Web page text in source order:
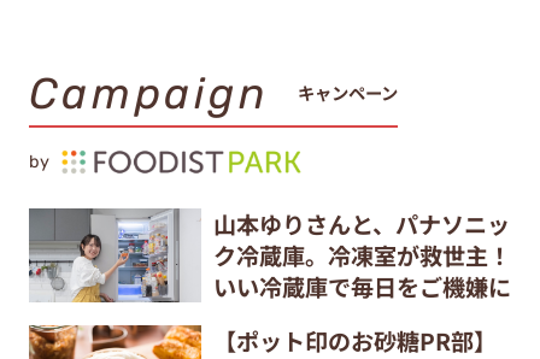
Campaign キャンペーン
by
山本ゆりさんと、パナソニッ
ク冷蔵庫。冷凍室が救世主！
いい冷蔵庫で毎日をご機嫌に
【ポット印のお砂糖PR部】